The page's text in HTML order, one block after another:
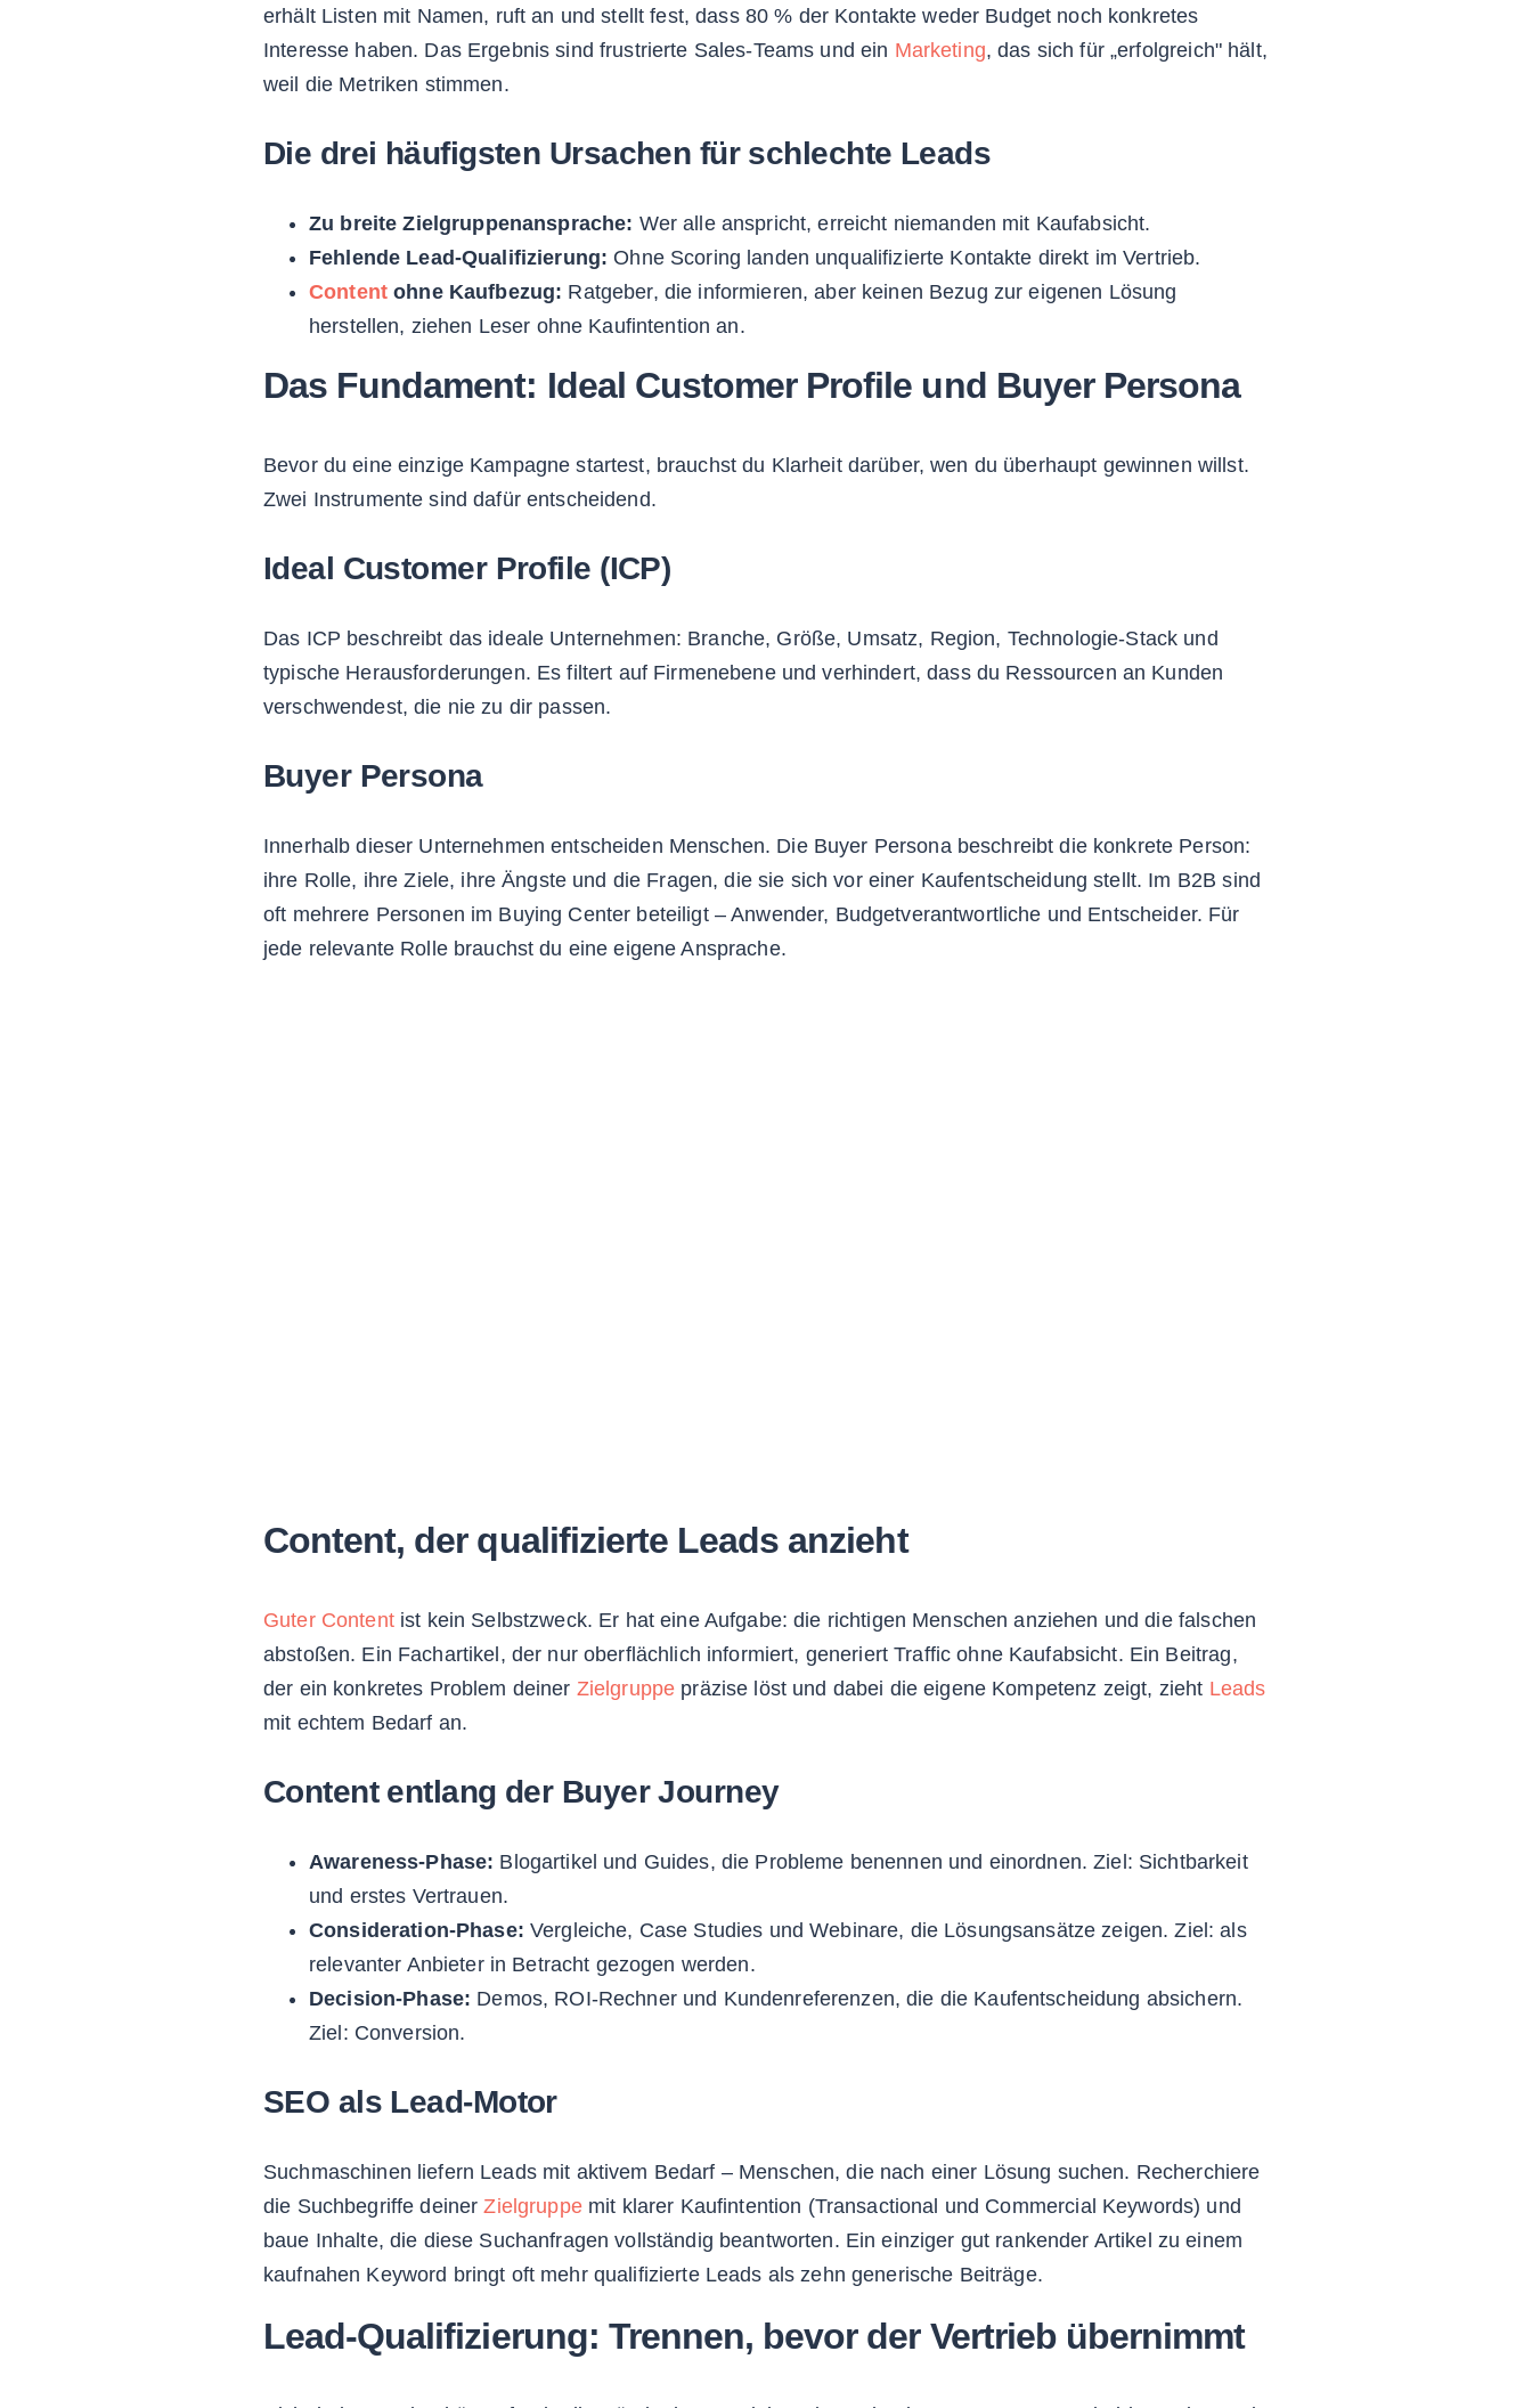
erhält Listen mit Namen, ruft an und stellt fest, dass 80 % der Kontakte weder Budget noch konkretes
Interesse haben. Das Ergebnis sind frustrierte Sales-Teams und ein Marketing, das sich für „erfolgreich" hält,
weil die Metriken stimmen.
Die drei häufigsten Ursachen für schlechte Leads
Zu breite Zielgruppenansprache: Wer alle anspricht, erreicht niemanden mit Kaufabsicht.
Fehlende Lead-Qualifizierung: Ohne Scoring landen unqualifizierte Kontakte direkt im Vertrieb.
Contentohne Kaufbezug: Ratgeber, die informieren, aber keinen Bezug zur eigenen Lösung
herstellen, ziehen Leser ohne Kaufintention an.
Das Fundament: Ideal Customer Profile und Buyer Persona
Bevor du eine einzige Kampagne startest, brauchst du Klarheit darüber, wen du überhaupt gewinnen willst.
Zwei Instrumente sind dafür entscheidend.
Ideal Customer Profile (ICP)
Das ICP beschreibt das ideale Unternehmen: Branche, Größe, Umsatz, Region, Technologie-Stack und
typische Herausforderungen. Es filtert auf Firmenebene und verhindert, dass du Ressourcen an Kunden
verschwendest, die nie zu dir passen.
Buyer Persona
Innerhalb dieser Unternehmen entscheiden Menschen. Die Buyer Persona beschreibt die konkrete Person:
ihre Rolle, ihre Ziele, ihre Ängste und die Fragen, die sie sich vor einer Kaufentscheidung stellt. Im B2B sind
oft mehrere Personen im Buying Center beteiligt – Anwender, Budgetverantwortliche und Entscheider. Für
jede relevante Rolle brauchst du eine eigene Ansprache.
Content, der qualifizierte Leads anzieht
Guter Contentist kein Selbstzweck. Er hat eine Aufgabe: die richtigen Menschen anziehen und die falschen
abstoßen. Ein Fachartikel, der nur oberflächlich informiert, generiert Traffic ohne Kaufabsicht. Ein Beitrag,
der ein konkretes Problem deiner Zielgruppe präzise löst und dabei die eigene Kompetenz zeigt, zieht Leads
mit echtem Bedarf an.
Content entlang der Buyer Journey
Awareness-Phase: Blogartikel und Guides, die Probleme benennen und einordnen. Ziel: Sichtbarkeit
und erstes Vertrauen.
Consideration-Phase: Vergleiche, Case Studies und Webinare, die Lösungsansätze zeigen. Ziel: als
relevanter Anbieter in Betracht gezogen werden.
Decision-Phase: Demos, ROI-Rechner und Kundenreferenzen, die die Kaufentscheidung absichern.
Ziel: Conversion.
SEO als Lead-Motor
Suchmaschinen liefern Leads mit aktivem Bedarf – Menschen, die nach einer Lösung suchen. Recherchiere
die Suchbegriffe deinerZielgruppemit klarer Kaufintention (Transactional und Commercial Keywords) und
baue Inhalte, die diese Suchanfragen vollständig beantworten. Ein einziger gut rankender Artikel zu einem
kaufnahen Keyword bringt oft mehr qualifizierte Leads als zehn generische Beiträge.
Lead-Qualifizierung: Trennen, bevor der Vertrieb übernimmt